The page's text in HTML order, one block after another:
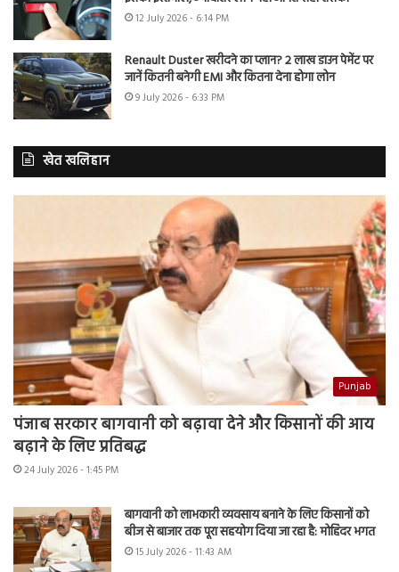
12 July 2026 - 6:14 PM
Renault Duster खरीदने का प्लान? 2 लाख डाउन पेमेंट पर
जानें कितनी बनेगी EMI और कितना देना होगा लोन
9 July 2026 - 6:33 PM
खेत खलिहान
Punjab
पंजाब सरकार बागवानी को बढ़ावा देने और किसानों की आय
बढ़ाने के लिए प्रतिबद्ध
24 July 2026 - 1:45 PM
बागवानी को लाभकारी व्यवसाय बनाने के लिए किसानों को
बीज से बाजार तक पूरा सहयोग दिया जा रहा है: मोहिंदर भगत
15 July 2026 - 11:43 AM